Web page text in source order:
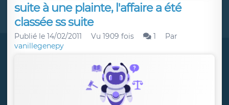
suite à une plainte, l'affaire a été
classée ss suite
Publié le 14/02/2011 Vu 1909 fois 1
Par
vanillegenepy